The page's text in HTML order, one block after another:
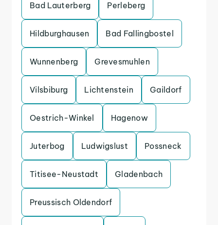
Bad Lauterberg Perleberg
Hildburghausen Bad Fallingbostel
Wunnenberg Grevesmuhlen
Vilsbiburg Lichtenstein Gaildorf
Oestrich-Winkel Hagenow
Juterbog Ludwigslust Possneck
Titisee-Neustadt Gladenbach
Preussisch Oldendorf